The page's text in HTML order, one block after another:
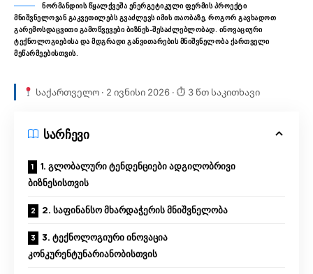
ნორმანდიის წყალქვეშა ენერგეტიკული ფერმის პროექტი
მნიშვნელოვან გაკვეთილებს გვაძლევს იმის თაობაზე, როგორ გავხადოთ
გარემოსდაცვითი გამოწვევები ბიზნეს-შესაძლებლობად. ინოვაციური
ტექნოლოგიებისა და მდგრადი განვითარების მნიშვნელობა ქართველი
მეწარმეებისთვის.
საქართველო · 2 ივნისი 2026 · ⏱ 3 წთ საკითხავი
სარჩევი
1. გლობალური ტენდენციები ადგილობრივი
ბიზნესისთვის
2. საფინანსო მხარდაჭერის მნიშვნელობა
3. ტექნოლოგიური ინოვაცია
კონკურენტუნარიანობისთვის